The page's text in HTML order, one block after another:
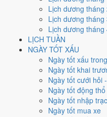
Lịch dương
Lịch dương
Lịch dương
LỊCH TUẦN
NGÀY TỐT XẤU
Ngày tốt xấu
Ngày tốt khai
Ngày tốt cưới hỏi
Ngày tốt động thổ
Ngày tốt nhập
Ngày tốt mua xe
Kỷ Dậu- Can sinh Chi,
Trạch Thổ. Tổng hòa, đây là
cho các việc quan trọng.
Mão, Ngọ, Mùi, Dậu
Ngày Dương
Tháng 12 năm 2021
Tháng 11 âm năm 2021